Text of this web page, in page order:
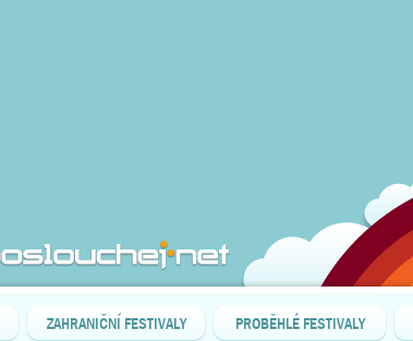
ZAHRANIČNÍ FESTIVALY PROBĚHLÉ FESTIVALY